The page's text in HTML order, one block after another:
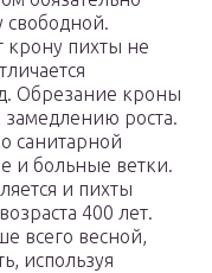
свободной.
крону пихты не
Обрезание кроны
роста.
санитарной
и больные ветки.
и пихты
400 лет.
всего весной,
используя